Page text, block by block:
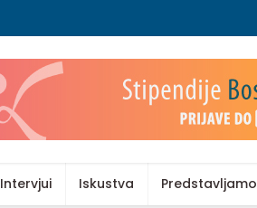
Intervjui Iskustva Predstavljamo